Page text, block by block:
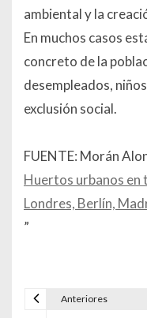
ambiental y la
En muchos casos
concreto de la
desempleados,
exclusión social.
FUENTE: Morán
Huertos urbanos en
Londres, Berlín,
”
Anteriores